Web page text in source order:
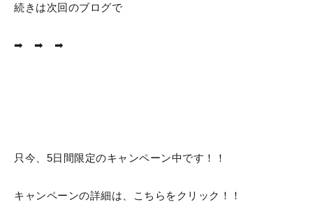
続きは次回のブログで
➡ ➡ ➡
只今、5日間限定のキャンペーン中です！！
キャンペーンの詳細は、こちらをクリック！！